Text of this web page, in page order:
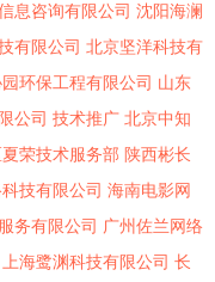
息咨询有限公司 沈阳海澜
有限公司 北京坚洋科技有
环保工程有限公司 山东
公司 技术推广 北京中知
荣技术服务部 陕西彬长
技有限公司 海南电影网
务有限公司 广州佐兰网络
上海鹭渊科技有限公司 长